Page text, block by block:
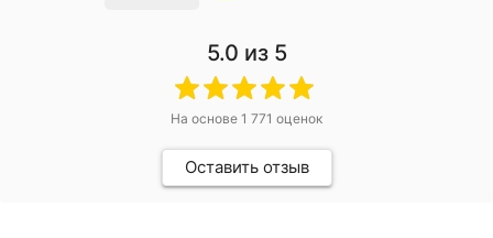
5.0 из 5
На основе 1 771 оценок
Оставить отзыв